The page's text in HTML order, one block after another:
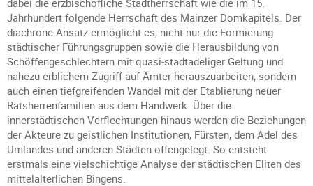
dabei die erzbischöfliche Stadtherrschaft wie die im 15.
Jahrhundert folgende Herrschaft des Mainzer Domkapitels. Der
diachrone Ansatz ermöglicht es, nicht nur die Formierung
städtischer Führungsgruppen sowie die Herausbildung von
Schöffengeschlechtern mit quasi-stadtadeliger Geltung und
nahezu erblichem Zugriff auf Ämter herauszuarbeiten, sondern
auch einen tiefgreifenden Wandel mit der Etablierung neuer
Ratsherrenfamilien aus dem Handwerk. Über die
innerstädtischen Verflechtungen hinaus werden die Beziehungen
der Akteure zu geistlichen Institutionen, Fürsten, dem Adel des
Umlandes und anderen Städten offengelegt. So entsteht
erstmals eine vielschichtige Analyse der städtischen Eliten des
mittelalterlichen Bingens.